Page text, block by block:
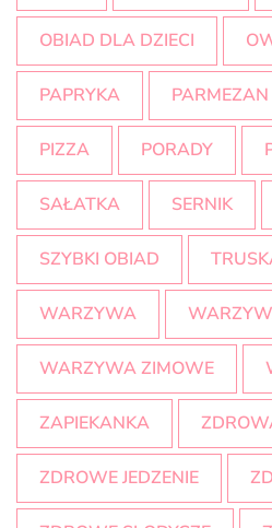
OBIAD DLA DZIECI
PAPRYKA PARMEZAN
PIZZA PORADY
SAŁATKA SERNIK
SZYBKI OBIAD
WARZYWA
WARZYWA ZIMOWE
ZAPIEKANKA
ZDROWE JEDZENIE